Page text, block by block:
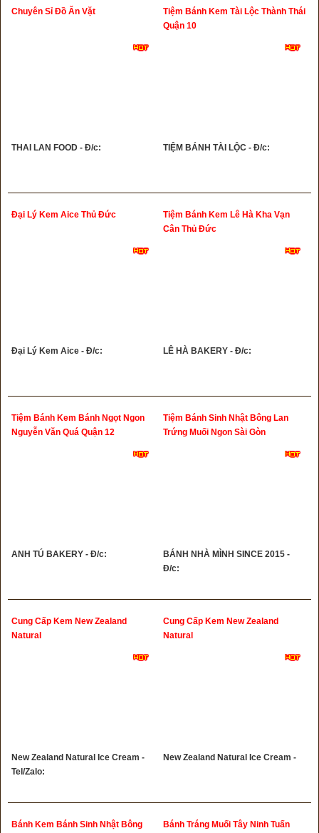
Chuyên Sỉ Đồ Ăn Vặt
THAI LAN FOOD - Đ/c:
Tiệm Bánh Kem Tài Lộc Thành Thái
Quận 10
TIỆM BÁNH TÀI LỘC - Đ/c:
Đại Lý Kem Aice Thủ Đức
Đại Lý Kem Aice - Đ/c:
Tiệm Bánh Kem Lê Hà Kha Vạn
Cân Thủ Đức
LÊ HÀ BAKERY - Đ/c:
Tiệm Bánh Kem Bánh Ngọt Ngon
Nguyễn Văn Quá Quận 12
ANH TÚ BAKERY - Đ/c:
Tiệm Bánh Sinh Nhật Bông Lan
Trứng Muối Ngon Sài Gòn
BÁNH NHÀ MÌNH SINCE 2015 -
Đ/c:
Cung Cấp Kem New Zealand
Natural
New Zealand Natural Ice Cream -
Tel/Zalo:
Cung Cấp Kem New Zealand
Natural
New Zealand Natural Ice Cream -
Bánh Kem Bánh Sinh Nhật Bông Bánh Tráng Muối Tây Ninh Tuấn